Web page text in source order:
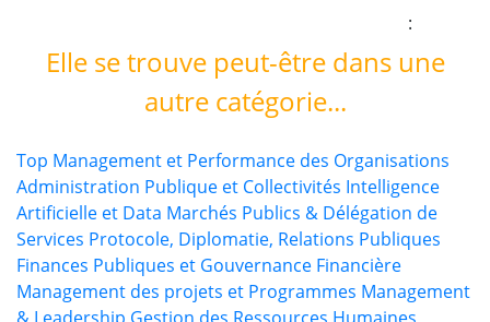
:
Elle se trouve peut-être dans une
autre catégorie...
Top Management et Performance des Organisations
Administration Publique et Collectivités Intelligence
Artificielle et Data Marchés Publics & Délégation de
Services Protocole, Diplomatie, Relations Publiques
Finances Publiques et Gouvernance Financière
Management des projets et Programmes Management